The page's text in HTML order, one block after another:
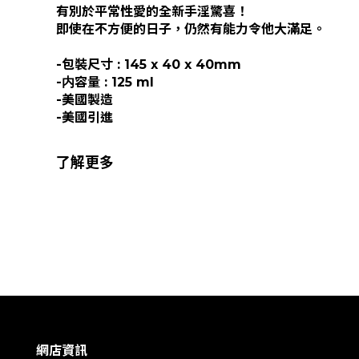
有別於平常性愛的全新手淫驚喜！
即使在不方便的日子，仍然有能力令他大滿足。
-包裝尺寸 : 145 x 40 x 40mm
-内容量 : 125 ml
-美國製造
-美國引進
了解更多
網店資訊